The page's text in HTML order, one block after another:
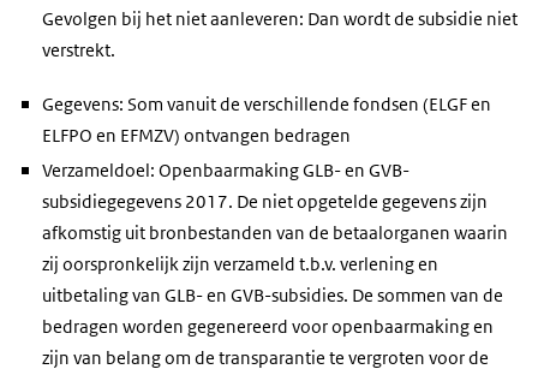
Gevolgen bij het niet aanleveren: Dan wordt de subsidie niet
verstrekt.
Gegevens: Som vanuit de verschillende fondsen (ELGF en
ELFPO en EFMZV) ontvangen bedragen
Verzameldoel: Openbaarmaking GLB- en GVB-
subsidiegegevens 2017. De niet opgetelde gegevens zijn
afkomstig uit bronbestanden van de betaalorganen waarin
zij oorspronkelijk zijn verzameld t.b.v. verlening en
uitbetaling van GLB- en GVB-subsidies. De sommen van de
bedragen worden gegenereerd voor openbaarmaking en
zijn van belang om de transparantie te vergroten voor de